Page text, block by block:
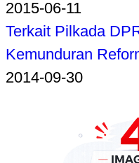
2015-06-11
Terkait Pilkada
Kemunduran
2014-09-30